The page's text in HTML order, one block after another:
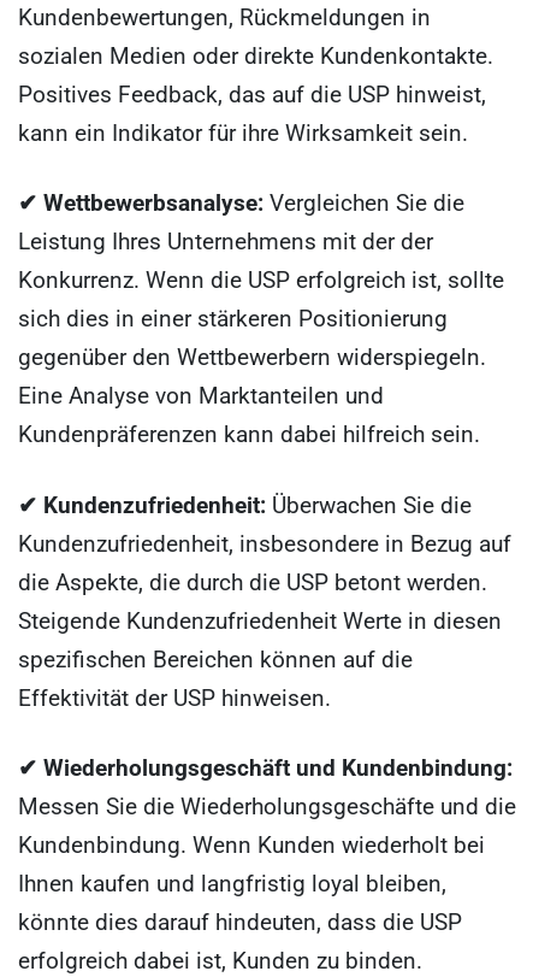
Kundenbewertungen, Rückmeldungen in
sozialen Medien oder direkte Kundenkontakte.
Positives Feedback, das auf die USP hinweist,
kann ein Indikator für ihre Wirksamkeit sein.
✔ Wettbewerbsanalyse: Vergleichen Sie die
Leistung Ihres Unternehmens mit der der
Konkurrenz. Wenn die USP erfolgreich ist, sollte
sich dies in einer stärkeren Positionierung
gegenüber den Wettbewerbern widerspiegeln.
Eine Analyse von Marktanteilen und
Kundenpräferenzen kann dabei hilfreich sein.
✔ Kundenzufriedenheit: Überwachen Sie die
Kundenzufriedenheit, insbesondere in Bezug auf
die Aspekte, die durch die USP betont werden.
Steigende Kundenzufriedenheit Werte in diesen
spezifischen Bereichen können auf die
Effektivität der USP hinweisen.
✔ Wiederholungsgeschäft und Kundenbindung:
Messen Sie die Wiederholungsgeschäfte und die
Kundenbindung. Wenn Kunden wiederholt bei
Ihnen kaufen und langfristig loyal bleiben,
könnte dies darauf hindeuten, dass die USP
erfolgreich dabei ist, Kunden zu binden.